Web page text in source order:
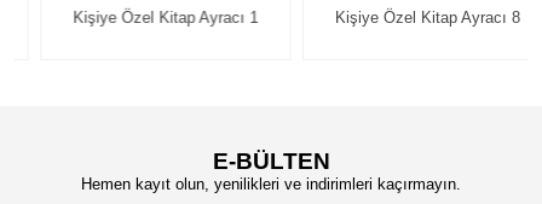
Kişiye Özel Kitap Ayracı 1 Kişiye Özel Kitap Ayracı 8
E-BÜLTEN
Hemen kayıt olun, yenilikleri ve indirimleri kaçırmayın.